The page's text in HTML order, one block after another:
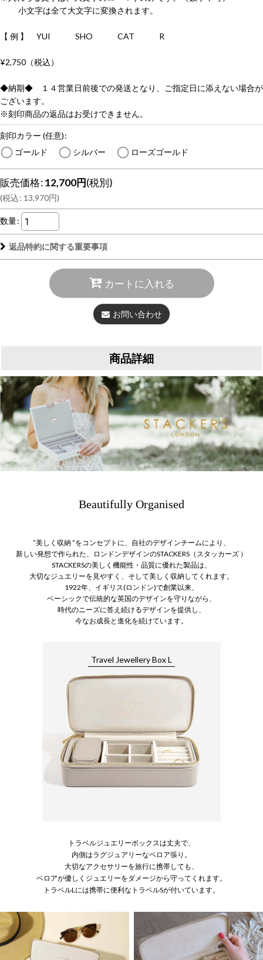
小文字は全て大文字に変換されます。
【 例 】 YUI SHO CAT R
¥2,750（税込）
◆納期◆ １４営業日前後での発送となり、ご指定日に添えない場合が
ございます。
※刻印商品の返品はお受けできません。
刻印カラー (任意):
ゴールド
シルバー ローズゴールド
販売価格:12,700円(税別)
(税込: 13,970円)
数量:
返品特約に関する重要事項
カートに入れる
お問い合わせ
商品詳細
Beautifully Organised
”美しく収納 ”をコンセプトに、自社のデザインチームにより、
新しい発想で作られた、ロンドンデザインのSTACKERS（スタッカーズ ）
STACKERSの美しく機能性・品質に優れた製品は、
大切なジュエリーを見やすく、そして美しく収納してくれます。
1922年、イギリス(ロンドン)で創業以来、
ベーシックで伝統的な英国のデザインを守りながら、
時代のニーズに答え続けるデザインを提供し、
今なお成長と進化を続けています。
Travel Jewellery Box L
トラベルジュエリーボックスは丈夫で、
内側はラグジュアリーなベロア張り。
大切なアクセサリーを旅行に携帯しても、
ベロアが優しくジュエリーをダメージから守ってくれます。
トラベルLには携帯に便利なトラベルSが付いています。